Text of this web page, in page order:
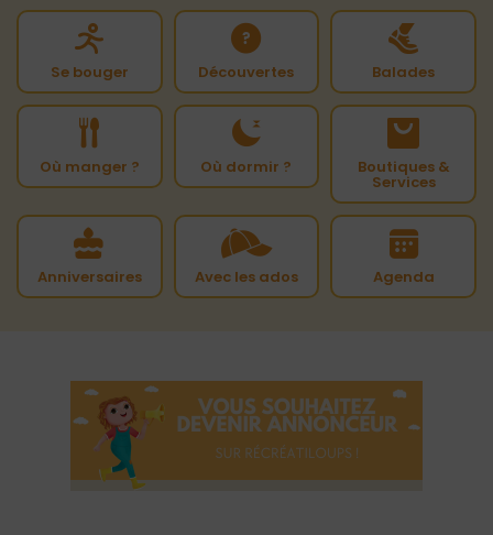
Se bouger Découvertes Balades
Où manger ? Où dormir ? Boutiques &
Services
Anniversaires Avec les ados Agenda